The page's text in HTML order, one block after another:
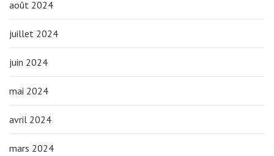
août 2024
juillet 2024
juin 2024
mai 2024
avril 2024
mars 2024